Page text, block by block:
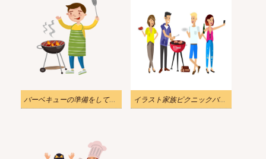
バーベキューの準備をしている陽気な男のイラストpng透明 イラスト家族ピクニックバーベキューパーティー